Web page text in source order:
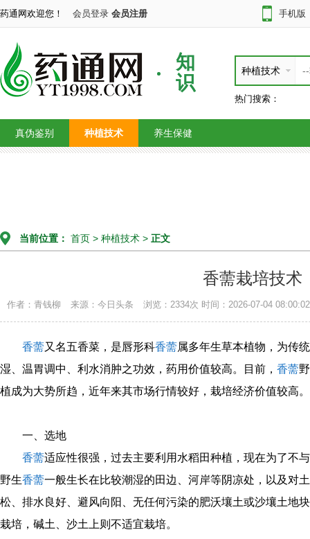
药通网欢迎您！ 会员登录 会员注册 手机版
知
识
种植技术
热门搜索：
真伪鉴别 种植技术 养生保健
当前位置： 首页 > 种植技术 > 正文
香薷栽培技术
作者：青钱柳 来源：今日头条 浏览：2334次 时间：2026-07-04 08:00:02
香薷又名五香菜，是唇形科香薷属多年生草本植物，为传
湿、温胃调中、利水消肿之功效，药用价值较高。目前， 香薷
植成为大势所趋，近年来其市场行情较好，栽培经济价值较高。
一、选地
香薷适应性很强，过去主要利用水稻田种植，现在为了不
野生香薷一般生长在比较潮湿的田边、河岸等阴凉处，以及对
松、排水良好、避风向阳、无任何污染的肥沃壤土或沙壤土地
栽培，碱土、沙土上则不适宜栽培。